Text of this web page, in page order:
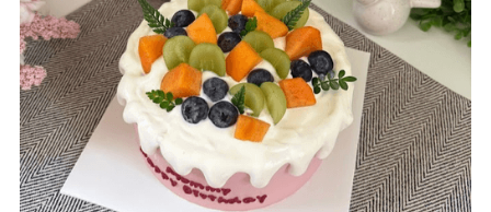
前往官方LINE訂購